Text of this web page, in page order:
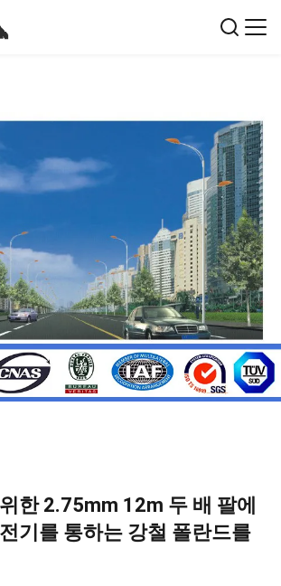
한 2.75mm 12m 두 배 팔에
기를 통하는 강철 폴란드를